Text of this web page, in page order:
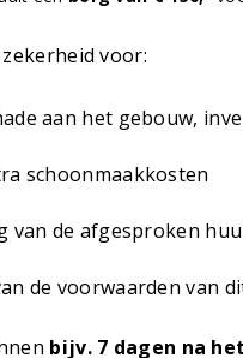
voor:
aan het gebouw,
schoonmaakkosten
van de afgesproken
de voorwaarden van
bijv. 7 dagen na